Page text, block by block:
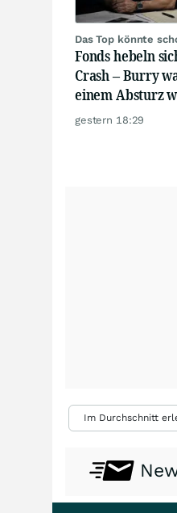
Das Top könnte
Fonds hebeln
Crash – Burry
einem Absturz
gestern 18:29
Im Durchschnitt